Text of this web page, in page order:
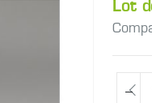
Lot